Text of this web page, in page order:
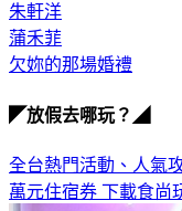
朱軒洋
蒲禾菲
欠妳的那場婚禮
◤放假去哪玩？◢
全台熱門活動、人氣
萬元住宿券 下載食尚